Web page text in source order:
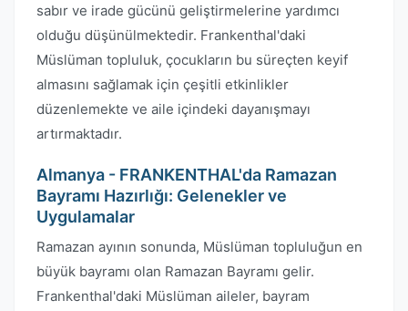
sabır ve irade gücünü geliştirmelerine yardımcı
olduğu düşünülmektedir. Frankenthal'daki
Müslüman topluluk, çocukların bu süreçten keyif
almasını sağlamak için çeşitli etkinlikler
düzenlemekte ve aile içindeki dayanışmayı
artırmaktadır.
Almanya - FRANKENTHAL'da Ramazan
Bayramı Hazırlığı: Gelenekler ve
Uygulamalar
Ramazan ayının sonunda, Müslüman topluluğun en
büyük bayramı olan Ramazan Bayramı gelir.
Frankenthal'daki Müslüman aileler, bayram